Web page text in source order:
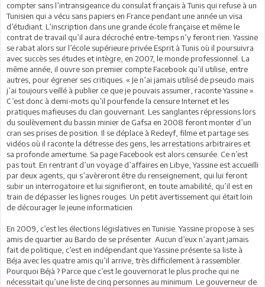
compter sans l’intransigeance du consulat français à Tunis qui refuse à un
Tunisien qui a vécu sans papiers en France pendant une année un visa
d’étudiant. L’inscription dans une grande école française et même le
contrat de travail qu’il aura décroché entre-temps n’y feront rien. Yassine
se rabat alors sur l’école supérieure privée Esprit à Tunis où il poursuivra
avec succès ses études et intègre, en 2007, le monde professionnel. La
même année, il ouvre son premier compte Facebook qu’il utilise, entre
autres, pour égrener ses critiques. « Je n’ai jamais utilisé de pseudo mais
j’ai toujours veillé à publier ce que je pouvais assumer, raconte Yassine ».
C’est donc à demi-mots qu’il pourfende la censure Internet et les
pratiques mafieuses du clan gouvernant. Les sanglantes répressions lors
du soulèvement du bassin minier de Gafsa en 2008 feront monter d’un
cran ses prises de position. Il se déplace à Redeyf, filme et partage ses
vidéos où il raconte la détresse des gens, les arrestations arbitraires et
sa profonde amertume. Sa page Facebook est alors censurée. Ce n’est
pas tout. En rentrant d’un voyage d’affaires en Libye, Yassine est accueilli
par deux agents, qui s’avèreront être du renseignement, qui lui feront
subir un interrogatoire et lui signifieront, en toute amabilité, qu’il est en
train de dépasser les lignes rouges. Un petit avertissement qui était loin
de décourager le jeune informaticien.
En 2009, c’est les élections législatives en Tunisie. Yassine propose à ses
amis de quartier au Bardo de se présenter. Aucun d’eux n’ayant jamais
fait de politique, c’est en indépendant que Yassine présente sa liste à
Béja avec les quatre amis qu’il arrive, très difficilement à rassembler.
Pourquoi Béjà ? Parce que c’est le gouvernorat le plus proche qui ne
nécessitait qu’une liste de cinq personnes au minimum. Le gouverneur de